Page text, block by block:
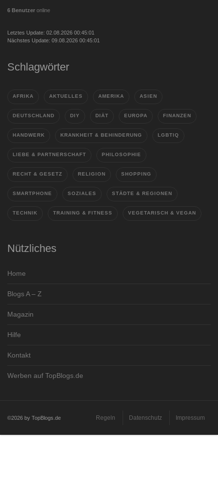
6 Benutzer online
Letztes Update: 02.08.2026 00:45:01
Nächstes Update: 09.08.2026 00:45:01
Schlagwörter
AFRIKA AKTUELLES AMERIKA ASIEN
DEUTSCHLAND DIY DIÄT EUROPA FINANZEN
HANDWERK KRANKHEIT & BEHINDERUNG LGBTIQ
LIEBE & PARTNERSCHAFT PHILOSOPHIE
RECHT & GESETZ RELIGION SHOPPING
SMARTPHONE SOZIALES STÄDTE & REGIONEN
TECHNIK TRAINING & FITNESS VEGETARISCH & VEGAN
Nützliches
Home
Blogs A – Z
Magazin
Hilfe
Kontakt
Werben auf TopBlogs.de
©2026 by TopBlogs.de Regeln Datenschutz Impressum